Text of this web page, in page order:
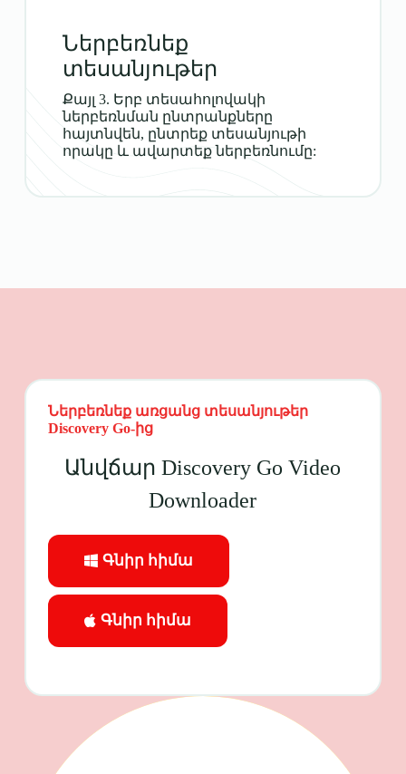
Ներբեռնեք
տեսանյութեր
Քայլ 3. Երբ տեսահոլովակի
ներբեռնման ընտրանքները
հայտնվեն, ընտրեք տեսանյութի
որակը և ավարտեք ներբեռնումը:
Ներբեռնեք առցանց տեսանյութեր
Discovery Go-ից
Անվճար Discovery Go Video
Downloader
Գնիր հիմա
Գնիր հիմա